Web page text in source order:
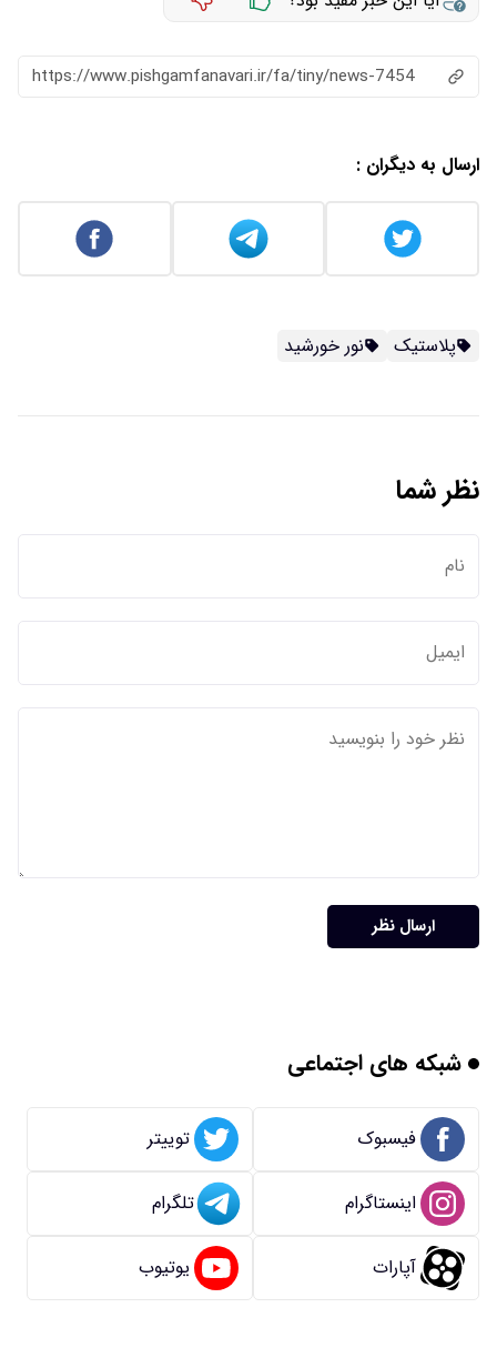
https://www.pishgamfanavari.ir/fa/tiny/news-7454
ارسال به دیگران :
پلاستیک نور خورشید
نظر شما
ارسال نظر
شبکه های اجتماعی
فیسبوک توییتر
اینستاگرام تلگرام
آپارات یوتیوب